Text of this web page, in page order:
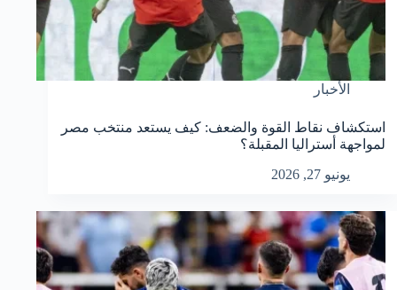
الأخبار
استكشاف نقاط القوة والضعف: كيف يستعد منتخب مصر
لمواجهة أستراليا المقبلة؟
يونيو 27, 2026